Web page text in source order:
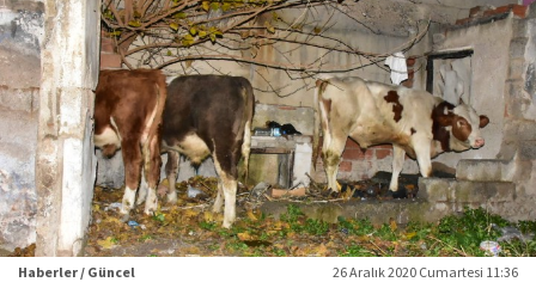
Haberler / Güncel 26 Aralık 2020 Cumartesi 11:36